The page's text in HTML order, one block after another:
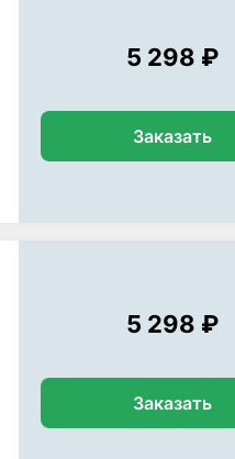
5 298 ₽
Заказать
5 298 ₽
Заказать